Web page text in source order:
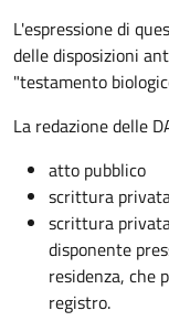
L'espressione di
delle disposizioni
"testamento
La redazione delle
atto pubblico
scrittura
scrittura
disponente
residenza, che
registro.